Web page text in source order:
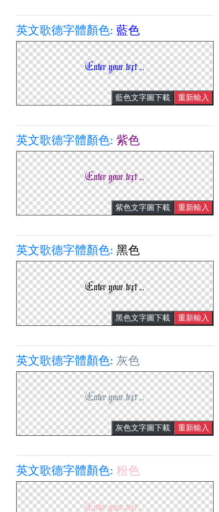
英文歌德字體顏色:藍色
藍色文字圖下載 重新輸入
英文歌德字體顏色:紫色
紫色文字圖下載 重新輸入
英文歌德字體顏色:黑色
黑色文字圖下載 重新輸入
英文歌德字體顏色: 灰色
灰色文字圖下載 重新輸入
英文歌德字體顏色:粉色